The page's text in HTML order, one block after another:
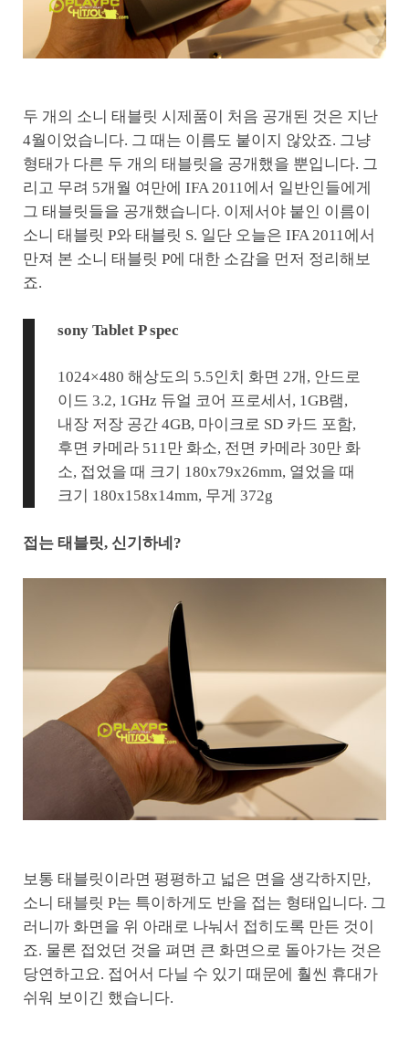
두 개의 소니 태블릿 시제품이 처음 공개된 것은 지난
4월이었습니다. 그 때는 이름도 붙이지 않았죠. 그냥
형태가 다른 두 개의 태블릿을 공개했을 뿐입니다. 그
리고 무려 5개월 여만에 IFA 2011에서 일반인들에게
그 태블릿들을 공개했습니다. 이제서야 붙인 이름이
소니 태블릿 P와 태블릿 S. 일단 오늘은 IFA 2011에서
만져 본 소니 태블릿 P에 대한 소감을 먼저 정리해보
죠.
sony Tablet P spec
1024×480 해상도의 5.5인치 화면 2개, 안드로
이드 3.2, 1GHz 듀얼 코어 프로세서, 1GB램,
내장 저장 공간 4GB, 마이크로 SD 카드 포함,
후면 카메라 511만 화소, 전면 카메라 30만 화
소, 접었을 때 크기 180x79x26mm, 열었을 때
크기 180x158x14mm, 무게 372g
접는 태블릿, 신기하네?
보통 태블릿이라면 평평하고 넓은 면을 생각하지만,
소니 태블릿 P는 특이하게도 반을 접는 형태입니다. 그
러니까 화면을 위 아래로 나눠서 접히도록 만든 것이
죠. 물론 접었던 것을 펴면 큰 화면으로 돌아가는 것은
당연하고요. 접어서 다닐 수 있기 때문에 훨씬 휴대가
쉬워 보이긴 했습니다.